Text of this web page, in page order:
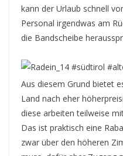
kann der Urlaub schnell
Personal irgendwas am
die Bandscheibe
Aus diesem Grund bietet
Land nach eher
diese arbeiten teilweise
Das ist praktisch eine
zwar über den höheren